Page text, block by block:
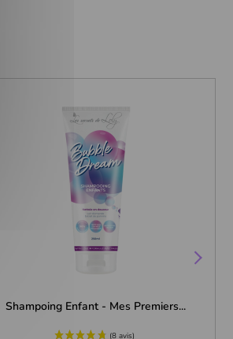
Shampoing Enfant - Mes Premiers...